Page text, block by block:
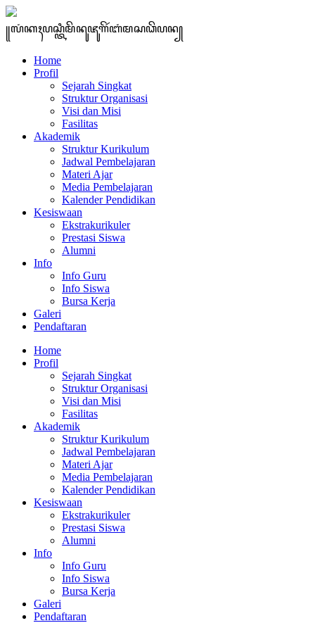
꧋ꦭꦁꦏꦃꦥꦱ꧀ꦠꦶꦩꦼꦤꦸꦗꦸꦒꦼꦂꦧꦁꦩꦱꦣꦼꦥꦤ꧀
Home
Profil
Sejarah Singkat
Struktur Organisasi
Visi dan Misi
Fasilitas
Akademik
Struktur Kurikulum
Jadwal Pembelajaran
Materi Ajar
Media Pembelajaran
Kalender Pendidikan
Kesiswaan
Ekstrakurikuler
Prestasi Siswa
Alumni
Info
Info Guru
Info Siswa
Bursa Kerja
Galeri
Pendaftaran
Home
Profil
Sejarah Singkat
Struktur Organisasi
Visi dan Misi
Fasilitas
Akademik
Struktur Kurikulum
Jadwal Pembelajaran
Materi Ajar
Media Pembelajaran
Kalender Pendidikan
Kesiswaan
Ekstrakurikuler
Prestasi Siswa
Alumni
Info
Info Guru
Info Siswa
Bursa Kerja
Galeri
Pendaftaran